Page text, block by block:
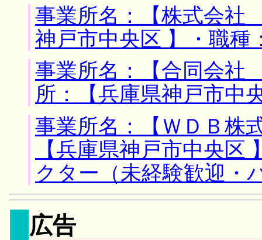
事業所名：【株式会
神戸市中央区 】・職種
事業所名：【合同会
所：【兵庫県神戸市中
事業所名：【ＷＤＢ株
【兵庫県神戸市中央
クター（未経験歓迎・
広告